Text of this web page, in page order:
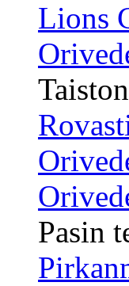
Lions
Pasin